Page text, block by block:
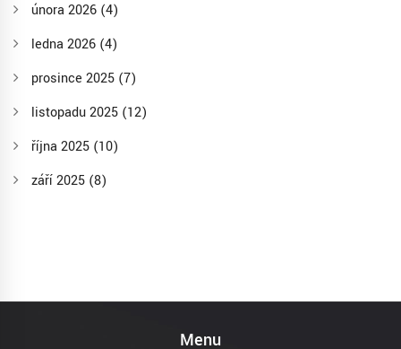
února 2026 (4)
ledna 2026 (4)
prosince 2025 (7)
listopadu 2025 (12)
října 2025 (10)
září 2025 (8)
Menu